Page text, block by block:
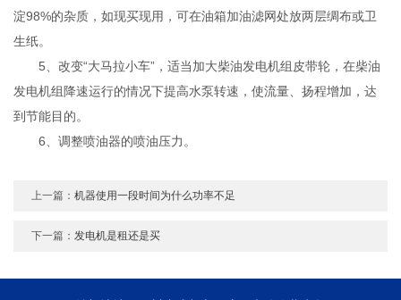
淀98%的杂质，如现买现用，可在油箱加油滤网处放两层绸布或卫
生纸。
5、改变“大马拉小车”，适当加大柴油发电机组皮带轮，在柴油
发电机组降速运行的情况下提高水泵转速，使流量、扬程增加，达
到节能目的。
6、调整喷油器的喷油压力。
上一篇：机器使用一段时间为什么功率不足
下一篇：发电机是租还是买